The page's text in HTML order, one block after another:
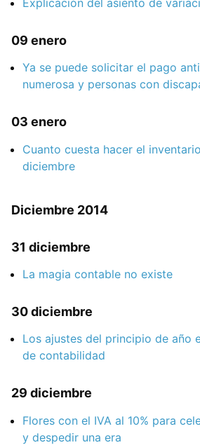
Explicación del asiento de
09 enero
Ya se puede solicitar el pago
numerosa y personas con
03 enero
Cuanto cuesta hacer el
diciembre
Diciembre 2014
31 diciembre
La magia contable no existe
30 diciembre
Los ajustes del principio de año
de contabilidad
29 diciembre
Flores con el IVA al 10% para
y despedir una era